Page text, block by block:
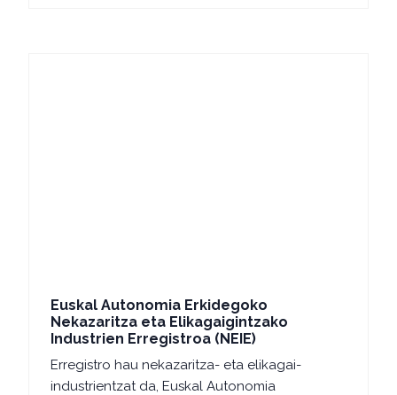
Euskal Autonomia Erkidegoko
Nekazaritza eta Elikagaigintzako
Industrien Erregistroa (NEIE)
Erregistro hau nekazaritza- eta elikagai-
industrientzat da, Euskal Autonomia